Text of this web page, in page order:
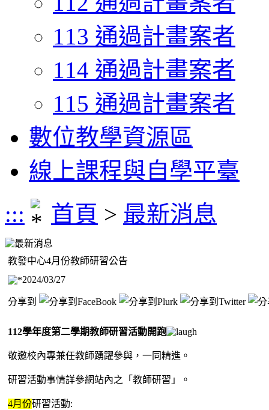
113 通過計畫案者
114 通過計畫案者
115 通過計畫案者
數位教學資源區
線上課程與自學平臺
:::
首頁 > 最新消息
最新消息
教發中心4月份教師研習公告
2024/03/27
分享到
112學年度第二學期教師研習活動開跑
敬邀校內專兼任教師踴躍參與，一同精進。
研習活動事情詳參網站內之「教師研習」。
4月份研習活動: